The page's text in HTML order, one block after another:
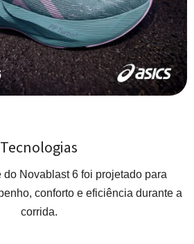
Tecnologias
Novablast 6 foi projetado para
conforto e eficiência durante a
corrida.